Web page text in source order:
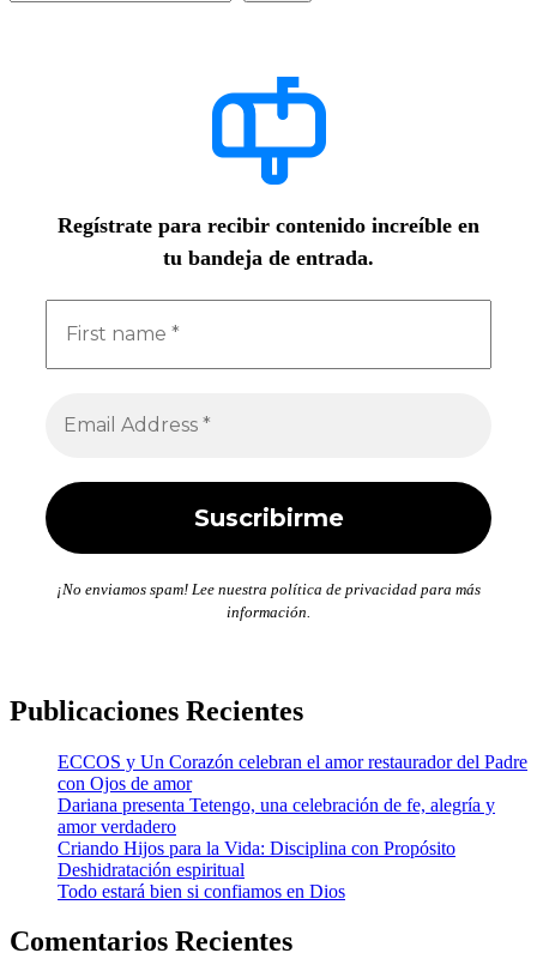
Regístrate para recibir contenido increíble en
tu bandeja de entrada.
¡No enviamos spam! Lee nuestra política de privacidad para más
información.
Publicaciones Recientes
ECCOS y Un Corazón celebran el amor restaurador del Padre
con Ojos de amor
Dariana presenta Tetengo, una celebración de fe, alegría y
amor verdadero
Criando Hijos para la Vida: Disciplina con Propósito
Deshidratación espiritual
Todo estará bien si confiamos en Dios
Comentarios Recientes